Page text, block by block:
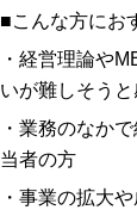
■こんな方にお
・経営理論や
いが難しそう
・業務のなか
当者の方
・事業の拡大